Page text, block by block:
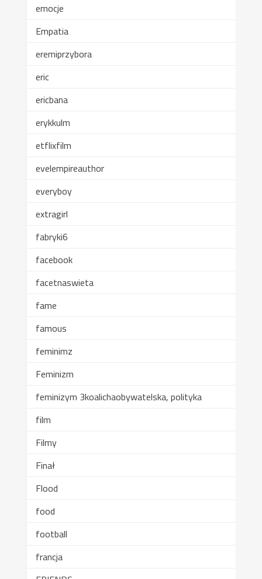
emocje
Empatia
eremiprzybora
eric
ericbana
erykkulm
etflixfilm
evelempireauthor
everyboy
extragirl
fabryki6
facebook
facetnaswieta
fame
famous
feminimz
Feminizm
feminizym 3koalichaobywatelska, polityka
film
Filmy
Finał
Flood
food
football
francja